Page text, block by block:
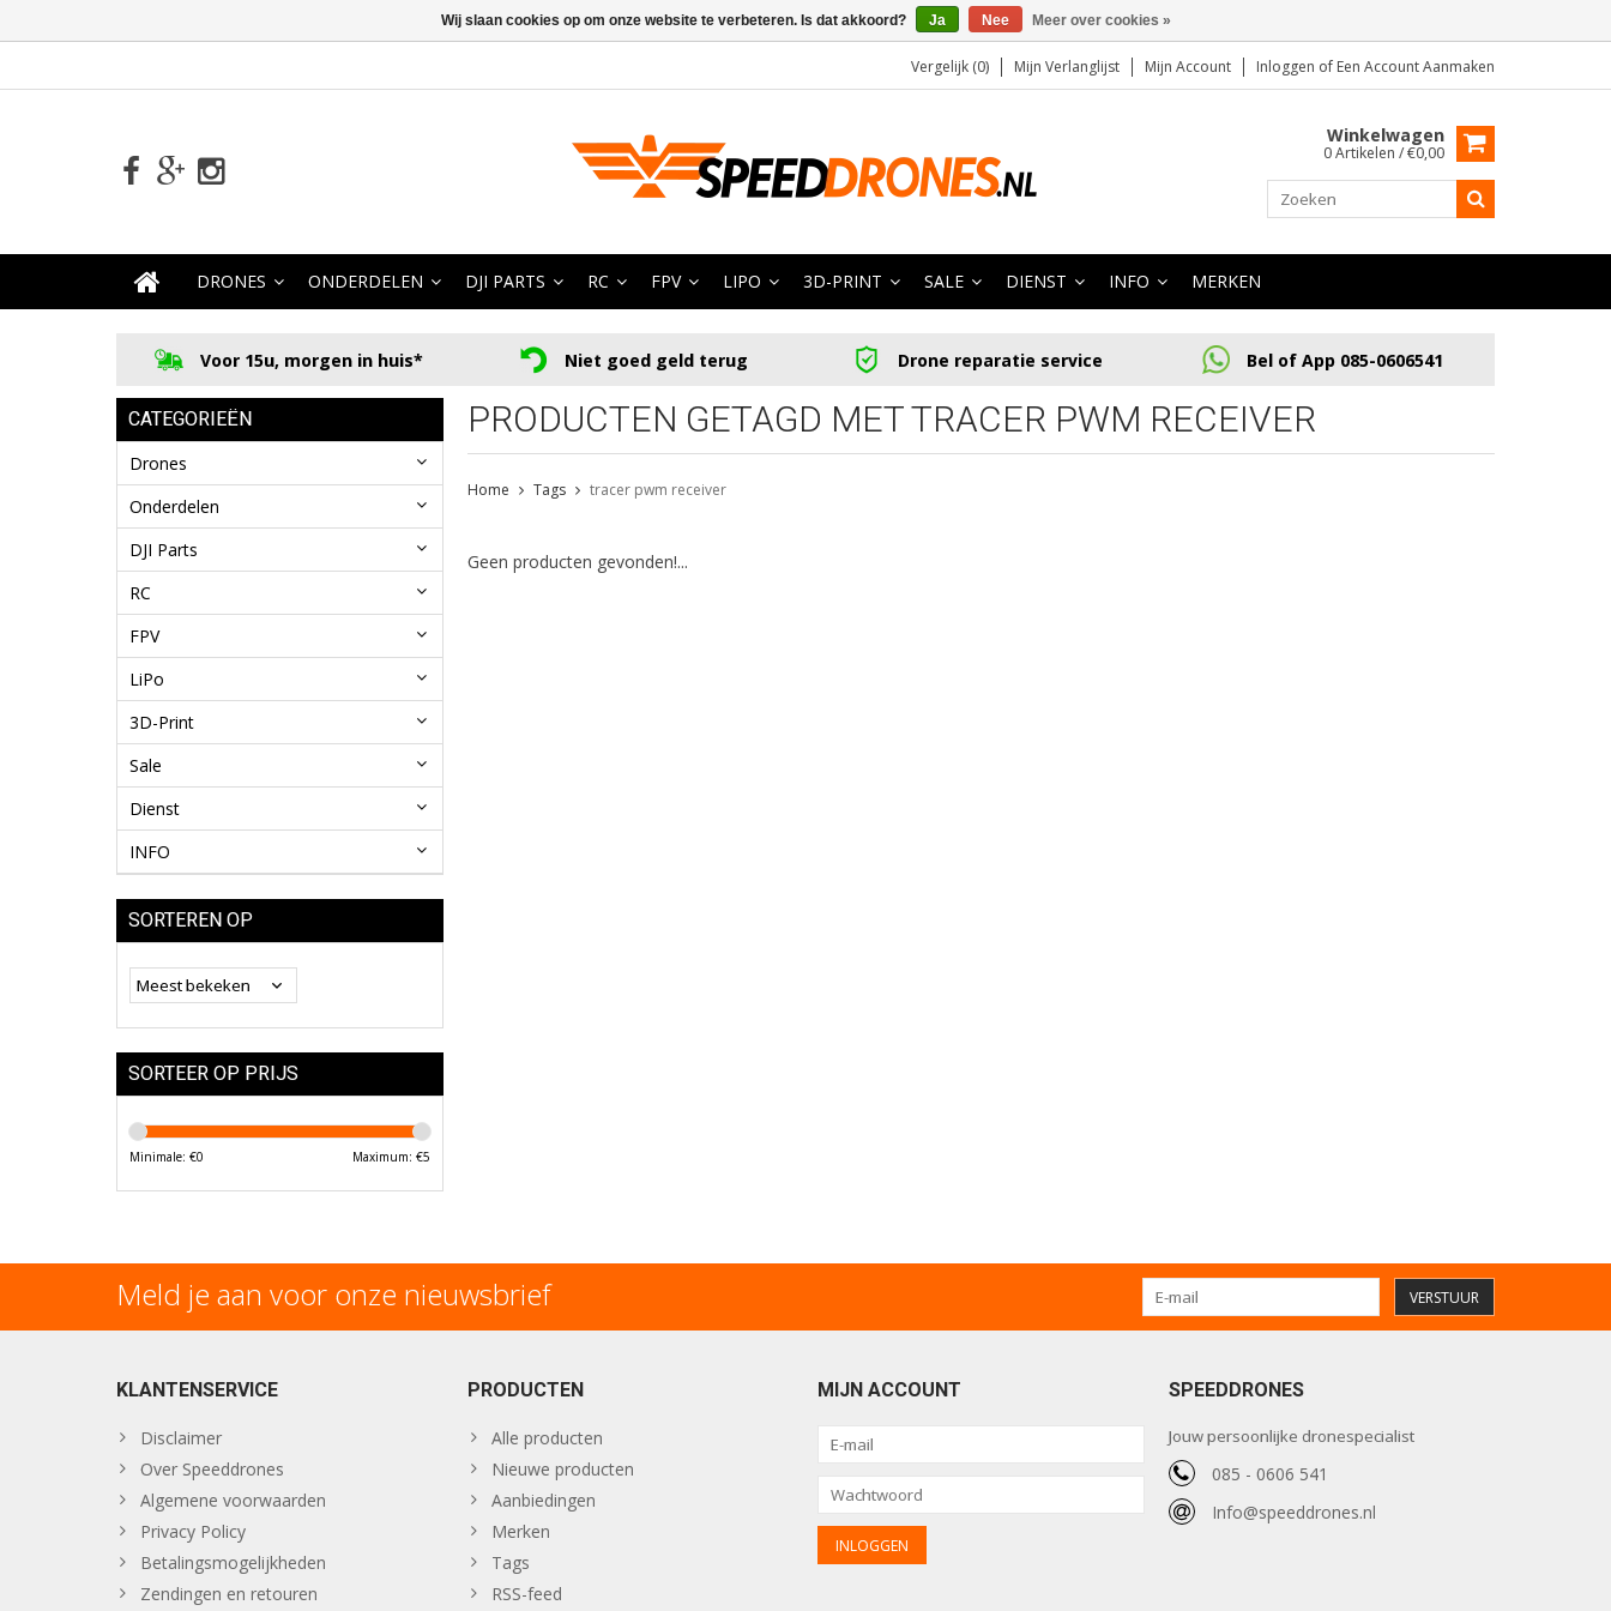
Vergelijk (0) Mijn Verlanglijst Mijn Account Inloggen of Een Account Aanmaken
Winkelwagen
0 Artikelen / €0,00
DRONES ONDERDELEN DJI PARTS RC FPV LIPO 3D-PRINT SALE DIENST INFO MERKEN
Voor 15u, morgen in huis* Niet goed geld terug Drone reparatie service Bel of App 085-0606541
CATEGORIEËN
Drones
Onderdelen
DJI Parts
RC
FPV
LiPo
3D-Print
Sale
Dienst
INFO
SORTEREN OP
SORTEER OP PRIJS
Minimale: €0 Maximum: €5
PRODUCTEN GETAGD MET TRACER PWM RECEIVER
Home Tags tracer pwm receiver
Geen producten gevonden!...
Meld je aan voor onze nieuwsbrief VERSTUUR
KLANTENSERVICE
Disclaimer
Over Speeddrones
Algemene voorwaarden
Privacy Policy
Betalingsmogelijkheden
Zendingen en retouren
PRODUCTEN
Alle producten
Nieuwe producten
Aanbiedingen
Merken
Tags
RSS-feed
MIJN ACCOUNT SPEEDDRONES
Jouw persoonlijke dronespecialist
085 - 0606 541
Info@speeddrones.nl
Wij slaan cookies op om onze website te verbeteren. Is dat akkoord? Ja Nee Meer over cookies »